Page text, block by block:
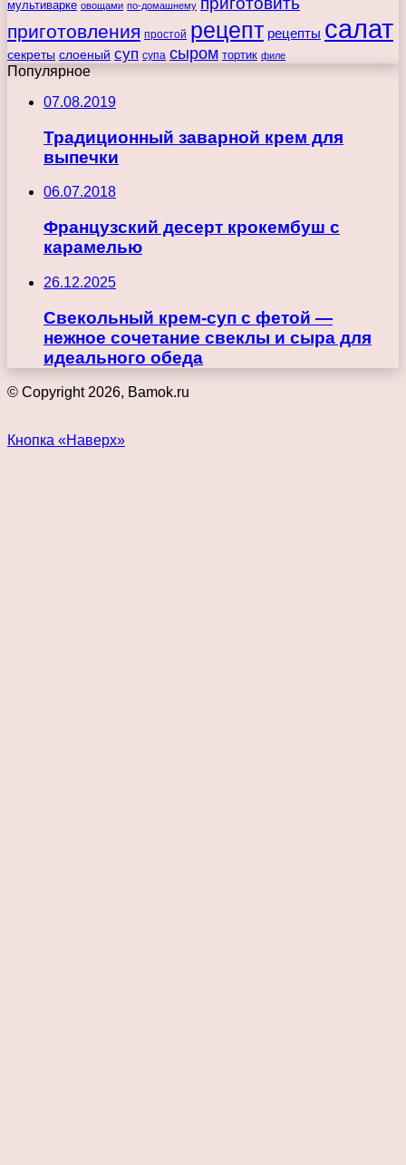
мультиварке овощами по-домашнему
приготовления простой рецепт рецепты салат
секреты слоеный суп супа сыром тортик филе
Популярное
07.08.2019
Традиционный заварной крем для
выпечки
06.07.2018
Французский десерт крокембуш с
карамелью
26.12.2025
Свекольный крем-суп с фетой —
нежное сочетание свеклы и сыра для
идеального обеда
© Copyright 2026, Bamok.ru
Кнопка «Наверх»